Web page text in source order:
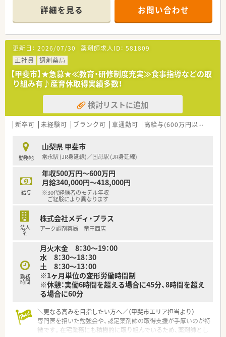
頑張り次第で高給与も可能！
■経験や勤務コースによりますが、経験の少ない方でも500万前
半スタートと業界TOP水準！
■職種や職域に合わせ、豊富な社内研修や外部組織と連携した研
修を用意されています
■薬剤師が中心の会社だからこそ活躍できるキャリアパスが多
種多様に用意されています。
■店舗拡大に伴い、エリアマネジャーや営業部長等のマネジメン
トのポジションも増えます。
■在宅や教育等の専門性を活かせるスペシャリストを目指すこ
とも可能です。
■その他にも、管理部門や商品部門等の本社スタッフなど活動領
域は多種多様です。
■在宅実施店舗は年々増加しており、在宅医療へもしっかりと関
■育児休暇は3歳まで取得が可能で、時短制度は小学5年生まで
時短勤務ができるよう変更予定です。
■年間休日が120日とワークライフバランスが整っています
■日用品から常備薬まで、従業員割引制度など嬉しいメリットも
たくさんあります！
詳細を見る お問い合わせ
更新日： 2026/07/30 薬剤師求人ID： 581809
正社員
調剤薬局
【甲斐市】★急募★≪教育・研修制度充実≫食事指導などの取
り組み有♪産育休取得実績多数！
検討リストに追加
新卒可 未経験可 ブランク可 車通勤可 高給与(600万円以上)
勤務地
山梨県 甲斐市
常永駅 (JR身延線)／国母駅 (JR身延線)
給与
年収500万円～600万円
月給340,000円～418,000円
※30代経験者のモデル年収
ご経験により異なります
法人
名
株式会社メディ・プラス
アーク調剤薬局 竜王西店
勤務
時間
月火木金 8：30～19：00
水 8：30～18：30
土 8：30～13：00
※1ヶ月単位の変形労働時間制
※休憩：実働6時間を超える場合に45分、8時間を超え
る場合に60分
＼更なる高みを目指したい方へ／（甲斐市エリア担当より）
専門医を招いた勉強会や、認定薬剤師の取得支援が手厚いのが特
徴です。在宅業務にも積極的に取り組んでいるため、薬剤師とし